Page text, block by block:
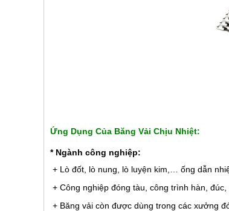
Ứng Dụng Của Băng Vải Chịu Nhiệt:
* Ngành công nghiệp:
+ Lò đốt, lò nung, lò luyện kim,… ống dẫn
+ Công nghiệp đóng tàu, công trình hàn, đúc,
+ Băng vải còn được dùng trong các xưởng